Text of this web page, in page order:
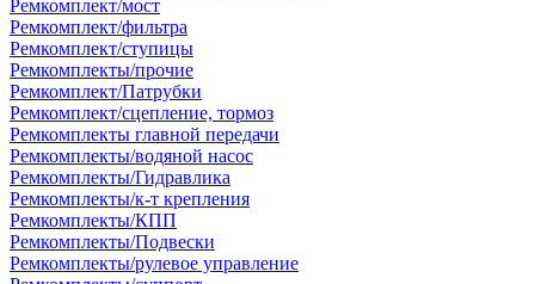
Ремкомплект/мост
Ремкомплект/фильтра
Ремкомплект/ступицы
Ремкомплекты/прочие
Ремкомплект/Патрубки
Ремкомплект/сцепление, тормоз
Ремкомплекты главной передачи
Ремкомплекты/водяной насос
Ремкомплекты/Гидравлика
Ремкомплекты/к-т крепления
Ремкомплекты/КПП
Ремкомплекты/Подвески
Ремкомплекты/рулевое управление